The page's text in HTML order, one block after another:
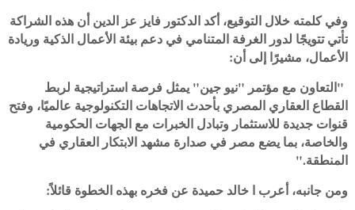
وفي كلمته خلال التوقيع، أكد الدكتور فايز عز الدين أن هذه الشراكة
تأتي تتويجًا لدور الغرفة المتنامي في دعم بيئة الأعمال الذكية وريادة
الأعمال، مشيرًا إلى أن:
"التعاون مع مؤتمر "نيو جين" يمثل فرصة استراتيجية لربط
القطاع العقاري المصري بأحدث الاتجاهات التكنولوجية عالميًا، وفتح
قنوات جديدة للاستثمار وتبادل الخبرات مع الجهات الحكومية
والخاصة، بما يضع مصر في صدارة مشهد الابتكار العقاري في
المنطقة."
ومن جانبه، أعرب ا خالد حميدة عن فخره بهذه الخطوة قائلاً: